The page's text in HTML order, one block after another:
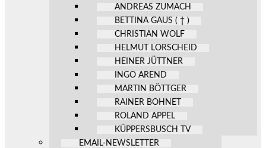
ANDREAS ZUMACH
BETTINA GAUS ( † )
CHRISTIAN WOLF
HELMUT LORSCHEID
HEINER JÜTTNER
INGO AREND
MARTIN BÖTTGER
RAINER BOHNET
ROLAND APPEL
KÜPPERSBUSCH TV
EMAIL-NEWSLETTER